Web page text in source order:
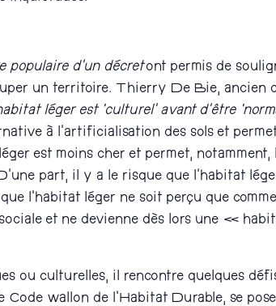
d’un décretont permis de
un territoire. Thierry De Bie, ancien
léger est ‘culturel’ avant d’être
à l’artificialisation des sols et
est moins cher et permet,
part, il y a le risque que l’habitat
l’habitat léger ne soit perçu que
et ne devienne dès lors une «
ou culturelles, il rencontre quelques défis
Code wallon de l’Habitat Durable, se